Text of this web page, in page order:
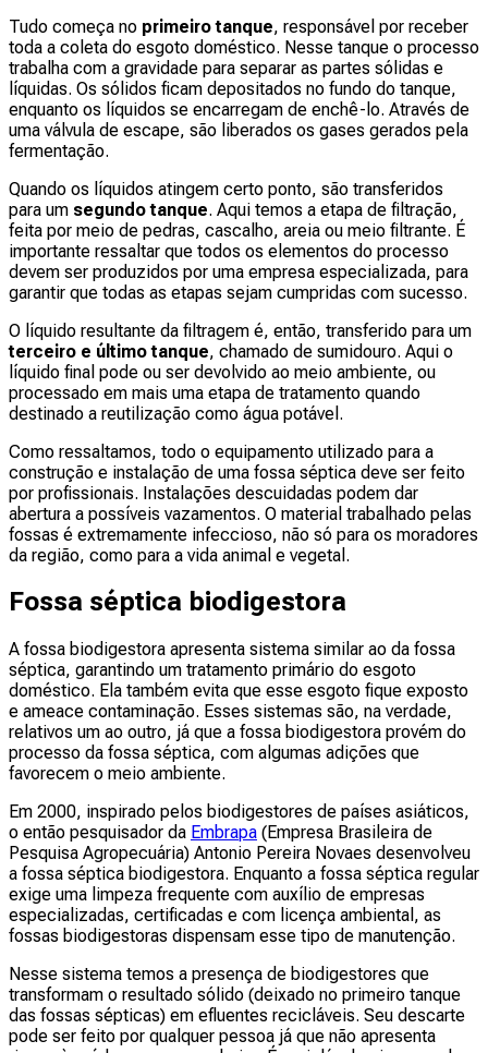
Tudo começa no primeiro tanque, responsável por receber
toda a coleta do esgoto doméstico. Nesse tanque o processo
trabalha com a gravidade para separar as partes sólidas e
líquidas. Os sólidos ficam depositados no fundo do tanque,
enquanto os líquidos se encarregam de enchê-lo. Através de
uma válvula de escape, são liberados os gases gerados pela
fermentação.
Quando os líquidos atingem certo ponto, são transferidos
para um segundo tanque. Aqui temos a etapa de filtração,
feita por meio de pedras, cascalho, areia ou meio filtrante. É
importante ressaltar que todos os elementos do processo
devem ser produzidos por uma empresa especializada, para
garantir que todas as etapas sejam cumpridas com sucesso.
O líquido resultante da filtragem é, então, transferido para um
terceiro e último tanque, chamado de sumidouro. Aqui o
líquido final pode ou ser devolvido ao meio ambiente, ou
processado em mais uma etapa de tratamento quando
destinado a reutilização como água potável.
Como ressaltamos, todo o equipamento utilizado para a
construção e instalação de uma fossa séptica deve ser feito
por profissionais. Instalações descuidadas podem dar
abertura a possíveis vazamentos. O material trabalhado pelas
fossas é extremamente infeccioso, não só para os moradores
da região, como para a vida animal e vegetal.
Fossa séptica biodigestora
A fossa biodigestora apresenta sistema similar ao da fossa
séptica, garantindo um tratamento primário do esgoto
doméstico. Ela também evita que esse esgoto fique exposto
e ameace contaminação. Esses sistemas são, na verdade,
relativos um ao outro, já que a fossa biodigestora provém do
processo da fossa séptica, com algumas adições que
favorecem o meio ambiente.
Em 2000, inspirado pelos biodigestores de países asiáticos,
o então pesquisador da Embrapa (Empresa Brasileira de
Pesquisa Agropecuária) Antonio Pereira Novaes desenvolveu
a fossa séptica biodigestora. Enquanto a fossa séptica regular
exige uma limpeza frequente com auxílio de empresas
especializadas, certificadas e com licença ambiental, as
fossas biodigestoras dispensam esse tipo de manutenção.
Nesse sistema temos a presença de biodigestores que
transformam o resultado sólido (deixado no primeiro tanque
das fossas sépticas) em efluentes recicláveis. Seu descarte
pode ser feito por qualquer pessoa já que não apresenta